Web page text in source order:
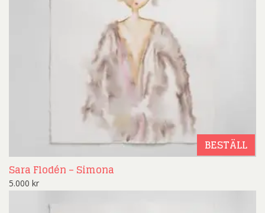
BESTÄLL
Sara Flodén – Simona
5.000 kr